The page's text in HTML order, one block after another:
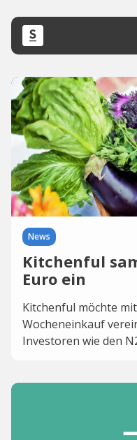
News
Kitchenful
Euro ein
Kitchenful möchte
Wocheneinkauf
Investoren wie den